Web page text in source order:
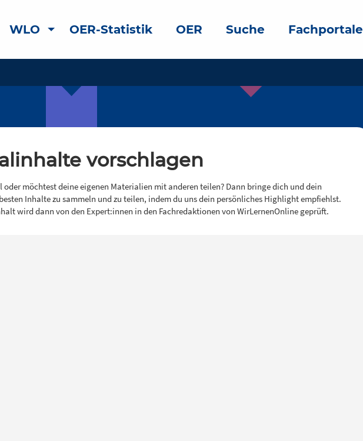
WLO OER-Statistik OER Suche Fachportale
vorschlagen
oder möchtest deine eigenen Materialien mit anderen teilen? Dann bringe dich und dein
Inhalte zu sammeln und zu teilen, indem du uns dein persönliches Highlight empfiehlst.
wird dann von den Expert:innen in den Fachredaktionen von WirLernenOnline geprüft.